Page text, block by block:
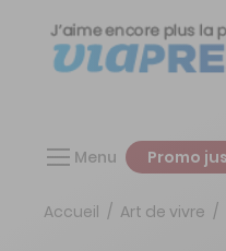
Menu Promo
Accueil Art de vivre